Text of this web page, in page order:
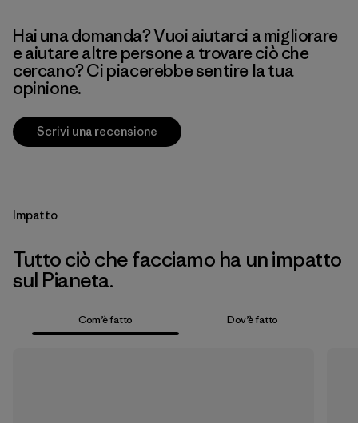
Hai una domanda? Vuoi aiutarci a migliorare
e aiutare altre persone a trovare ciò che
cercano? Ci piacerebbe sentire la tua
opinione.
Scrivi una recensione
Impatto
Tutto ciò che facciamo ha un impatto
sul Pianeta.
Com’è fatto Dov’è fatto